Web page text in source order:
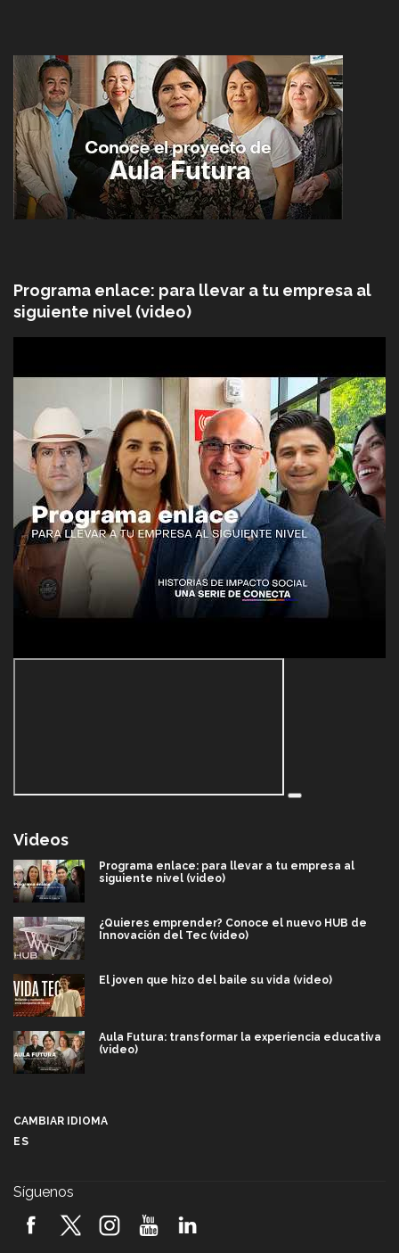
Programa enlace: para llevar a tu empresa al
siguiente nivel (video)
Videos
Programa enlace: para llevar a tu empresa al
siguiente nivel (video)
¿Quieres emprender? Conoce el nuevo HUB de
Innovación del Tec (video)
El joven que hizo del baile su vida (video)
Aula Futura: transformar la experiencia educativa
(video)
2026! (video)
CAMBIAR IDIOMA
ES
Síguenos